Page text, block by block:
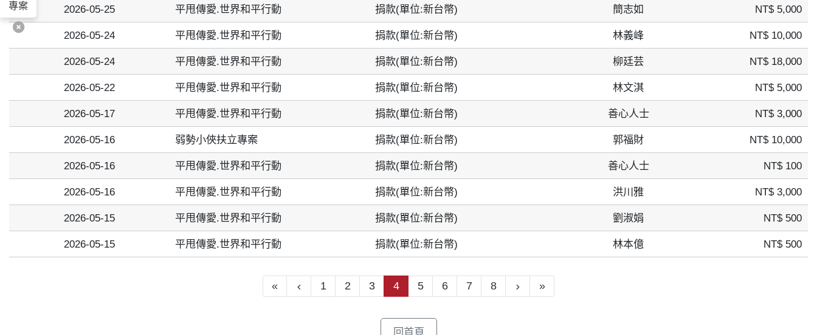
2026-05-25 平甩傳愛.世界和平行動 捐款(單位:新台幣) 簡志如 NT$ 5,000
2026-05-24 平甩傳愛.世界和平行動 捐款(單位:新台幣) 林義峰 NT$ 10,000
2026-05-24 平甩傳愛.世界和平行動 捐款(單位:新台幣) 柳廷芸 NT$ 18,000
2026-05-22 平甩傳愛.世界和平行動 捐款(單位:新台幣) 林文淇 NT$ 5,000
2026-05-17 平甩傳愛.世界和平行動 捐款(單位:新台幣) 善心人士 NT$ 3,000
2026-05-16 弱勢小俠扶立專案 捐款(單位:新台幣) 郭福財 NT$ 10,000
2026-05-16 平甩傳愛.世界和平行動 捐款(單位:新台幣) 善心人士 NT$ 100
2026-05-16 平甩傳愛.世界和平行動 捐款(單位:新台幣) 洪川雅 NT$ 3,000
2026-05-15 平甩傳愛.世界和平行動 捐款(單位:新台幣) 劉淑娟 NT$ 500
2026-05-15 平甩傳愛.世界和平行動 捐款(單位:新台幣) 林本億 NT$ 500
« 1 2 3 4 5 6 7 8 »
回首頁
專案